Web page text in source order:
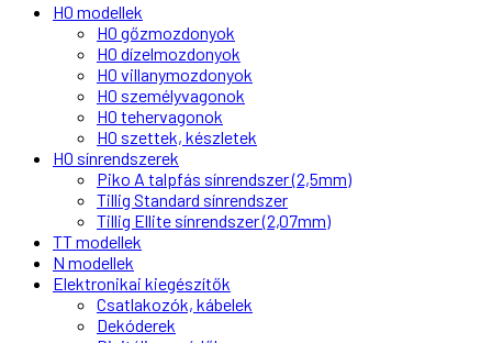
H0 modellek
H0 gőzmozdonyok
H0 dízelmozdonyok
H0 villanymozdonyok
H0 személyvagonok
H0 tehervagonok
H0 szettek, készletek
H0 sínrendszerek
Piko A talpfás sínrendszer (2,5mm)
Tillig Standard sínrendszer
Tillig Ellite sínrendszer (2,07mm)
TT modellek
N modellek
Elektronikai kiegészítők
Csatlakozók, kábelek
Dekóderek